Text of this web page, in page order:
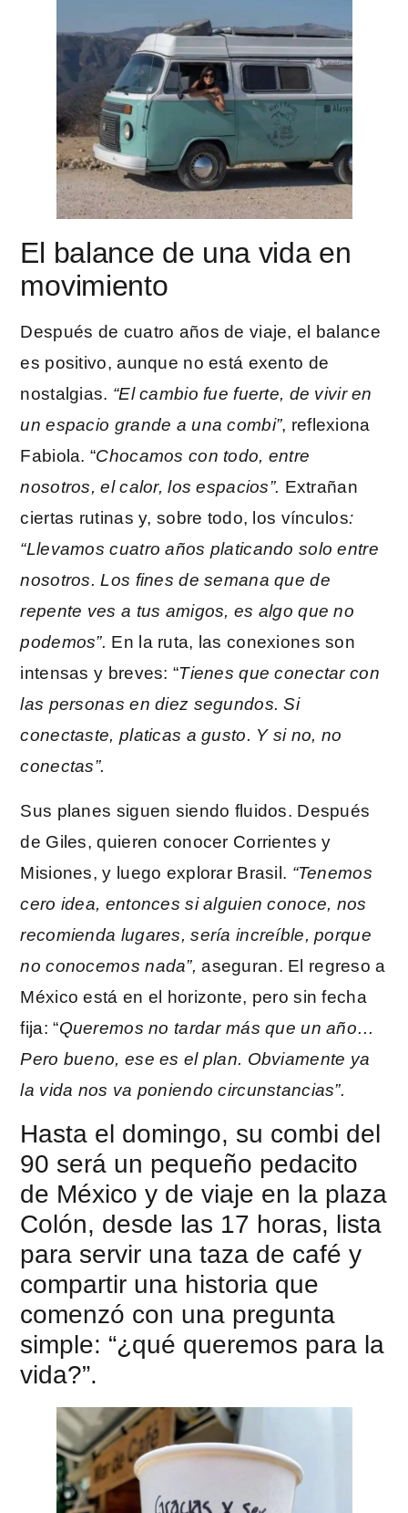
El balance de una vida en
movimiento
Después de cuatro años de viaje, el balance
es positivo, aunque no está exento de
nostalgias. “El cambio fue fuerte, de vivir en
un espacio grande a una combi”, reflexiona
Fabiola. “Chocamos con todo, entre
nosotros, el calor, los espacios”. Extrañan
ciertas rutinas y, sobre todo, los vínculos:
“Llevamos cuatro años platicando solo entre
nosotros. Los fines de semana que de
repente ves a tus amigos, es algo que no
podemos”. En la ruta, las conexiones son
intensas y breves: “Tienes que conectar con
las personas en diez segundos. Si
conectaste, platicas a gusto. Y si no, no
conectas”.
Sus planes siguen siendo fluidos. Después
de Giles, quieren conocer Corrientes y
Misiones, y luego explorar Brasil. “Tenemos
cero idea, entonces si alguien conoce, nos
recomienda lugares, sería increíble, porque
no conocemos nada”,aseguran. El regreso a
México está en el horizonte, pero sin fecha
fija: “Queremos no tardar más que un año…
Pero bueno, ese es el plan. Obviamente ya
la vida nos va poniendo circunstancias”.
Hasta el domingo, su combi del
90 será un pequeño pedacito
de México y de viaje en la plaza
Colón, desde las 17 horas, lista
para servir una taza de café y
compartir una historia que
comenzó con una pregunta
simple: “¿qué queremos para la
vida?”.